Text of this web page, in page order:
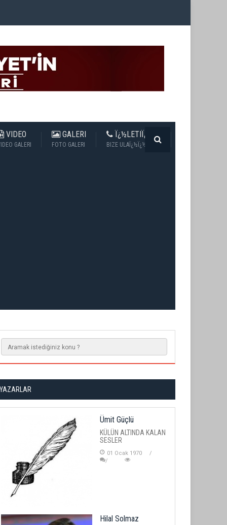
VIDEO
GALERI
GALERI
FOTO GALERI
Ï¿½LETIÏ¿½IM
BIZE ULAÏ¿½Ï¿½N
YAZARLAR
Ümit Güçlü
KÜLÜN ALTINDA KALAN
SESLER
01 Ocak 1970
Hilal Solmaz